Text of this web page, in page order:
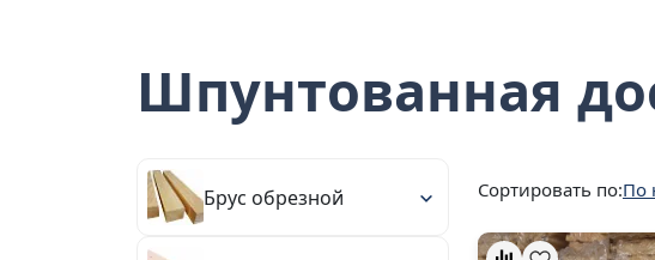
Шпунтованная
Брус обрезной Сортировать по:По